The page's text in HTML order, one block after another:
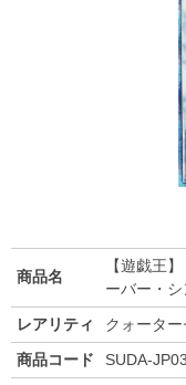
商品名
【遊戯王
ーバー・
レアリティ
クォータ
商品コード
SUDA-